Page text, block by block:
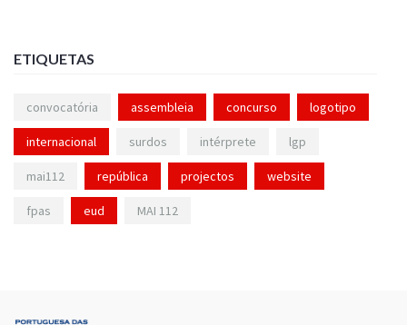
ETIQUETAS
convocatória assembleia concurso logotipo
internacional surdos intérprete lgp
mai112 república projectos website
fpas eud MAI 112